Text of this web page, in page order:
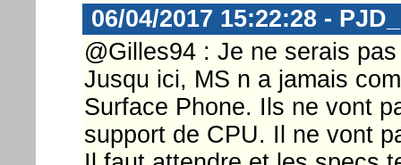
06/04/2017 15:22:28 -
@Gilles94 : Je ne serais
Jusqu ici, MS n a jamais
Surface Phone. Ils ne vont
support de CPU. Il ne vont